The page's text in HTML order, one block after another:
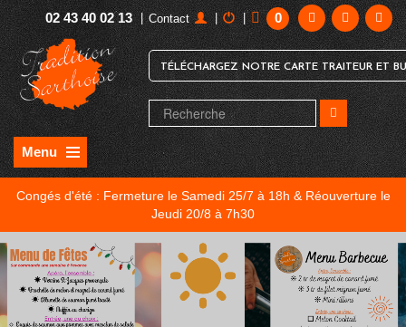
02 43 40 02 13 | Contact | | 0
TÉLÉCHARGEZ NOTRE CARTE TRAITEUR ET
Menu
Congés d'été : Fermeture le Samedi 25/7 à 18h & Réouverture le
Jeudi 20/8 à 7h30